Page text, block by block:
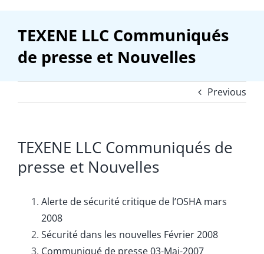
TEXENE LLC Communiqués
de presse et Nouvelles
Previous
TEXENE LLC Communiqués de
presse et Nouvelles
Alerte de sécurité critique de l’OSHA mars
2008
Sécurité dans les nouvelles Février 2008
Communiqué de presse 03-Mai-2007